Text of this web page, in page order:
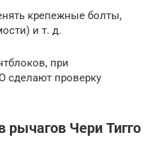
крепежные болты,
и т. д.
при
сделают проверку
рычагов Чери Тигго